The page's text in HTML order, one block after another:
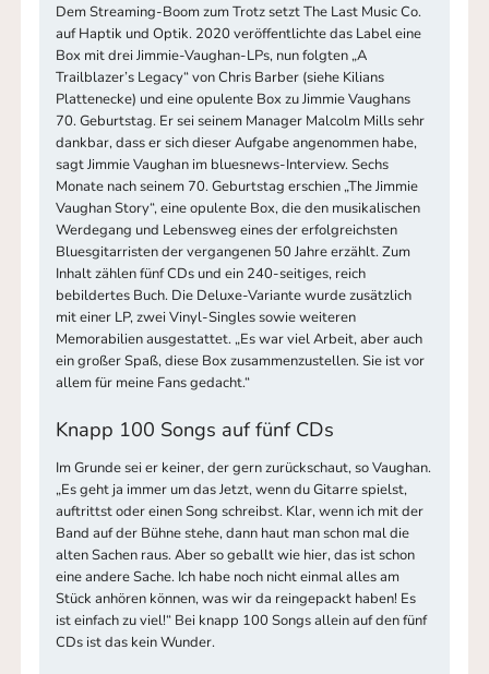
Dem Streaming-Boom zum Trotz setzt The Last Music Co.
auf Haptik und Optik. 2020 veröffentlichte das Label eine
Box mit drei Jimmie-Vaughan-LPs, nun folgten „A
Trailblazer’s Legacy“ von Chris Barber (siehe Kilians
Plattenecke) und eine opulente Box zu Jimmie Vaughans
70. Geburtstag. Er sei seinem Manager Malcolm Mills sehr
dankbar, dass er sich dieser Aufgabe angenommen habe,
sagt Jimmie Vaughan im bluesnews-Interview. Sechs
Monate nach seinem 70. Geburtstag erschien „The Jimmie
Vaughan Story“, eine opulente Box, die den musikalischen
Werdegang und Lebensweg eines der erfolgreichsten
Bluesgitarristen der vergangenen 50 Jahre erzählt. Zum
Inhalt zählen fünf CDs und ein 240-seitiges, reich
bebildertes Buch. Die Deluxe-Variante wurde zusätzlich
mit einer LP, zwei Vinyl-Singles sowie weiteren
Memorabilien ausgestattet. „Es war viel Arbeit, aber auch
ein großer Spaß, diese Box zusammenzustellen. Sie ist vor
allem für meine Fans gedacht.“
Knapp 100 Songs auf fünf CDs
Im Grunde sei er keiner, der gern zurückschaut, so Vaughan.
„Es geht ja immer um das Jetzt, wenn du Gitarre spielst,
auftrittst oder einen Song schreibst. Klar, wenn ich mit der
Band auf der Bühne stehe, dann haut man schon mal die
alten Sachen raus. Aber so geballt wie hier, das ist schon
eine andere Sache. Ich habe noch nicht einmal alles am
Stück anhören können, was wir da reingepackt haben! Es
ist einfach zu viel!“ Bei knapp 100 Songs allein auf den fünf
CDs ist das kein Wunder.